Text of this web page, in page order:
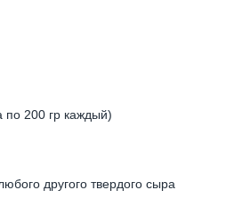
по 200 гр каждый)
другого твердого сыра